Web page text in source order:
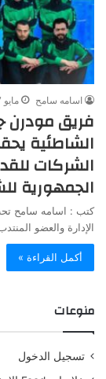
اسامه سامح مايو 17, 2025
فريق مودرن
الشاطئية
الشركات
الجمهورية
كتب : اسامه سامح
الإدارة والعضو
أكمل القراءة »
منوعات
تسجيل الدخول